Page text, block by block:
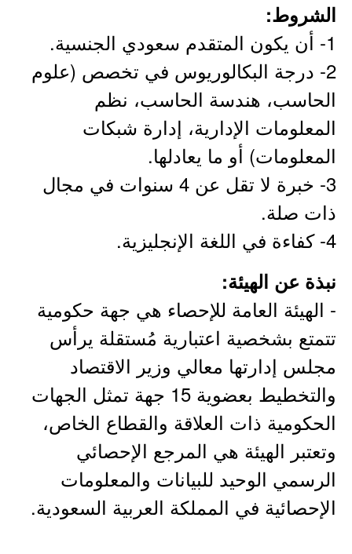
الشروط:
1- أن يكون المتقدم سعودي الجنسية.
2- درجة البكالوريوس في تخصص (علوم
الحاسب، هندسة الحاسب، نظم
المعلومات الإدارية، إدارة شبكات
المعلومات) أو ما يعادلها.
3- خبرة لا تقل عن 4 سنوات في مجال
ذات صلة.
4- كفاءة في اللغة الإنجليزية.
نبذة عن الهيئة:
- الهيئة العامة للإحصاء هي جهة حكومية
تتمتع بشخصية اعتبارية مُستقلة يرأس
مجلس إدارتها معالي وزير الاقتصاد
والتخطيط بعضوية 15 جهة تمثل الجهات
الحكومية ذات العلاقة والقطاع الخاص،
وتعتبر الهيئة هي المرجع الإحصائي
الرسمي الوحيد للبيانات والمعلومات
الإحصائية في المملكة العربية السعودية.